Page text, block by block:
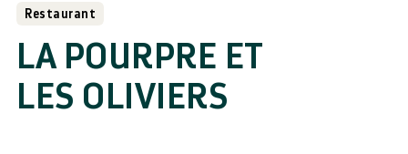
Restaurant
LA POURPRE ET
LES OLIVIERS